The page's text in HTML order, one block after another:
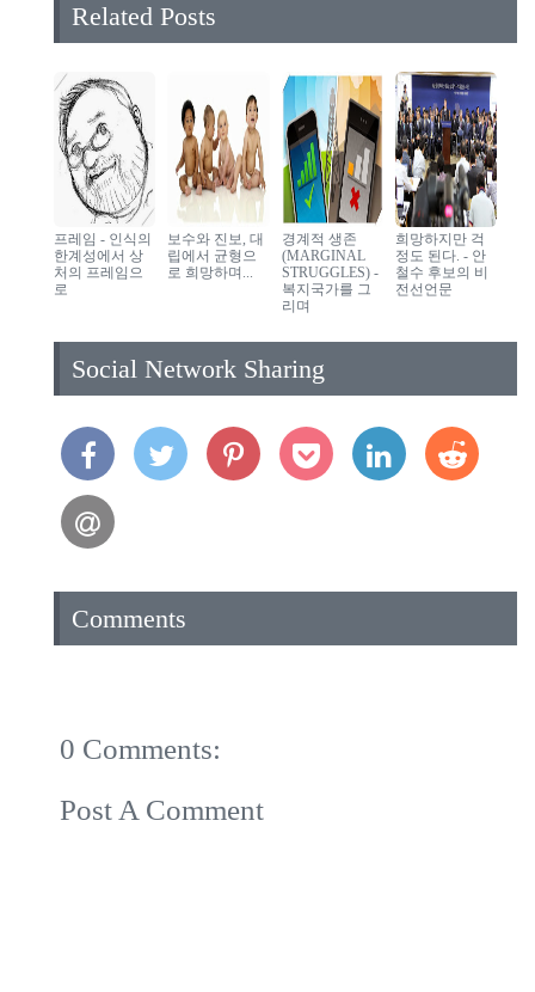
Related Posts
프레임 - 인식의
한계성에서 상
처의 프레임으
로
보수와 진보, 대
립에서 균형으
로 희망하며...
경계적 생존
(MARGINAL
STRUGGLES) -
복지국가를 그
리며
희망하지만 걱
정도 된다. - 안
철수 후보의 비
전선언문
Social Network Sharing
Comments
0 Comments:
Post A Comment